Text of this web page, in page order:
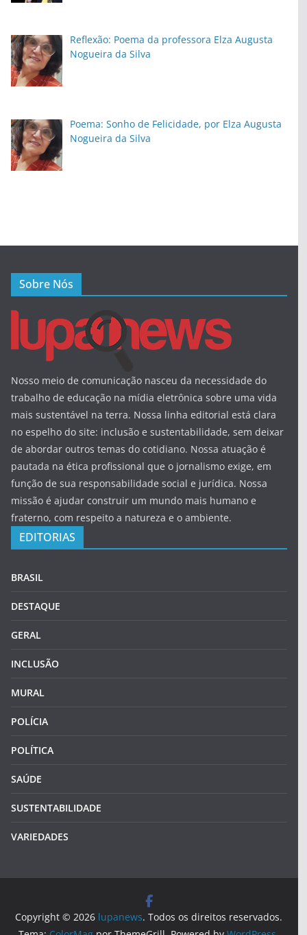
Reflexão: Poema da professora Elza Augusta
Nogueira da Silva
Poema: Sonho de Felicidade, por Elza Augusta
Nogueira da Silva
Sobre Nós
Nosso meio de comunicação nasceu da necessidade do
trabalho de educação na mídia eletrônica sobre uma vida
mais sustentável na terra. Nossa linha editorial está clara
no espelho do site: inclusão e sustentabilidade, sem deixar
de abordar outros temas do cotidiano. Nossa atuação é
pautada na ética profissional que o jornalismo exige, em
função de sua responsabilidade social e jurídica. Nossa
missão é ajudar construir um mundo mais humano e
fraterno, com respeito a natureza e o ambiente.
EDITORIAS
BRASIL
DESTAQUE
GERAL
INCLUSÃO
MURAL
POLÍCIA
POLÍTICA
SAÚDE
SUSTENTABILIDADE
VARIEDADES
Copyright © 2026 lupanews. Todos os direitos reservados.